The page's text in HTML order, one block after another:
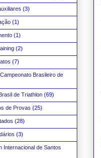
(3)
(1)
(1)
(2)
(7)
Brasileiro de
de Triathlon (69)
de Provas (25)
(28)
(3)
Internacional de Santos